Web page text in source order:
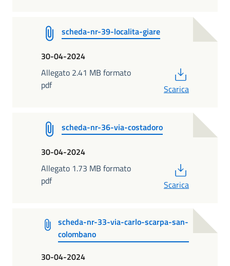
scheda-nr-39-localita-giare
30-04-2024
Allegato 2.41 MB formato
pdf
Scarica
scheda-nr-36-via-costadoro
30-04-2024
Allegato 1.73 MB formato
pdf
Scarica
scheda-nr-33-via-carlo-scarpa-san-
colombano
30-04-2024